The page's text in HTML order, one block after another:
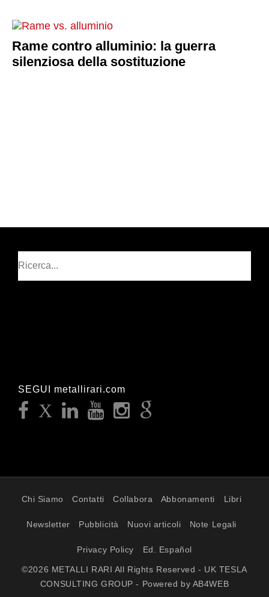
Rame contro alluminio: la guerra
silenziosa della sostituzione
SEGUI metallirari.com
Chi Siamo Contatti Collabora Abbonamenti Libri
Newsletter Pubblicità Nuovi articoli Note Legali
Privacy Policy Ed. Español
©2026 METALLI RARI All Rights Reserved - UK TESLA
CONSULTING GROUP - Powered by AB4WEB